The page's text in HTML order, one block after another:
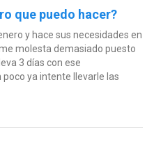
que puedo hacer?
y hace sus necesidades en
molesta demasiado puesto
3 días con ese
ya intente llevarle las